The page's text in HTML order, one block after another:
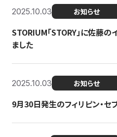
2025.10.03 お知らせ
STORIUM「STORY」に佐藤
ました
2025.10.03 お知らせ
9月30日発生のフィリピン・セ